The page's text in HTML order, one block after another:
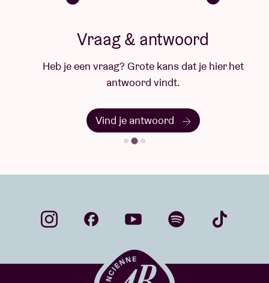
Vraag & antwoord
Heb je een vraag? Grote kans dat je hier het
antwoord vindt.
Vind je antwoord